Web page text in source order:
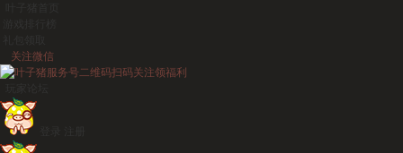
关注微信
扫码关注领福利